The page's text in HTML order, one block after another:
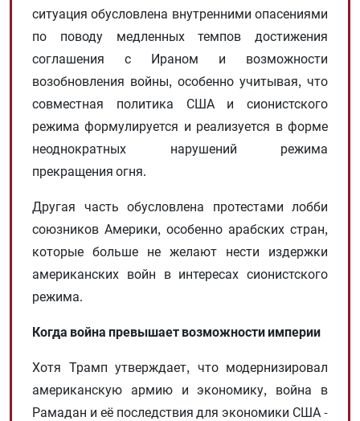
ситуация обусловлена ​​внутренними опасениями
по поводу медленных темпов достижения
соглашения с Ираном и возможности
возобновления войны, особенно учитывая, что
совместная политика США и сионистского
режима формулируется и реализуется в форме
неоднократных нарушений режима
прекращения огня.
Другая часть обусловлена ​​протестами лобби
союзников Америки, особенно арабских стран,
которые больше не желают нести издержки
американских войн в интересах сионистского
режима.
Когда война превышает возможности империи
Хотя Трамп утверждает, что модернизировал
американскую армию и экономику, война в
Рамадан и её последствия для экономики США -